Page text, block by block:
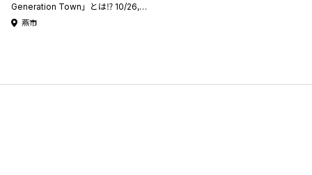
Generation Town」とは⁉ 10/26,27
はハロウィンイベントも開催♪
燕市